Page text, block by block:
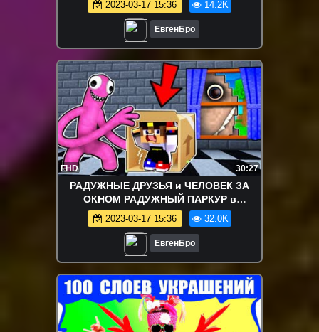
MINECRAFT
2023-03-17 15:36 14.2K
ЕвгенБро
FHD 30:27
РАДУЖНЫЕ ДРУЗЬЯ и ЧЕЛОВЕК ЗА
ОКНОМ РАДУЖНЫЙ ПАРКУР в
Майнкрафт НУБ И ПРО ВИДЕО
ТРОЛЛИНГ MINECRAFT
2023-03-17 15:36 32.0K
ЕвгенБро